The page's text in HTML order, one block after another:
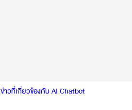
ข่าวที่เกี่ยวข้องกับ AI Chatbot